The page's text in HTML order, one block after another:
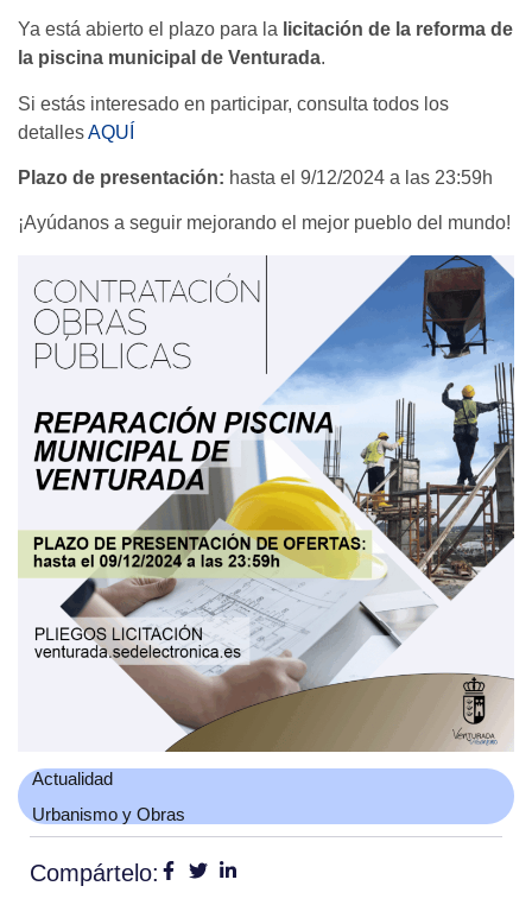
Ya está abierto el plazo para la licitación de la reforma de
la piscina municipal de Venturada.
Si estás interesado en participar, consulta todos los
detallesAQUÍ
Plazo de presentación: hasta el 9/12/2024 a las 23:59h
¡Ayúdanos a seguir mejorando el mejor pueblo del mundo!
Actualidad
Urbanismo y Obras
Compártelo: